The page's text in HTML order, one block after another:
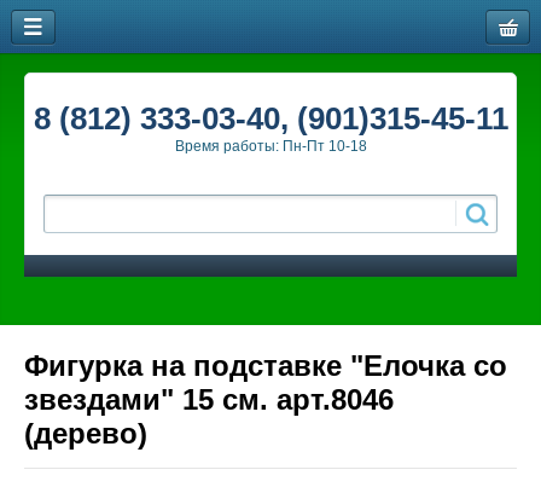
8 (812) 333-03-40, (901)315-45-11
Время работы: Пн-Пт 10-18
Фигурка на подставке "Елочка со
звездами" 15 см. арт.8046
(дерево)